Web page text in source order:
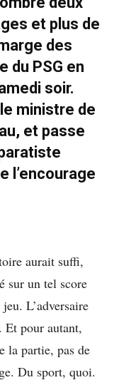
et plus de
des
du PSG en
soir.
ministre de
et passe
l’encourage
aurait suffi,
sur un tel score
L’adversaire
Et pour autant,
la partie, pas de
Du sport, quoi.